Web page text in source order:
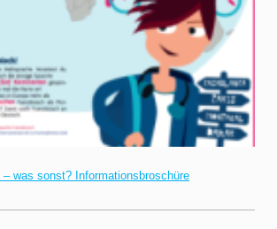
– was sonst? Informationsbroschüre